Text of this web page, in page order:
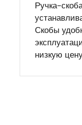
Ручка-
Скобы
низкую